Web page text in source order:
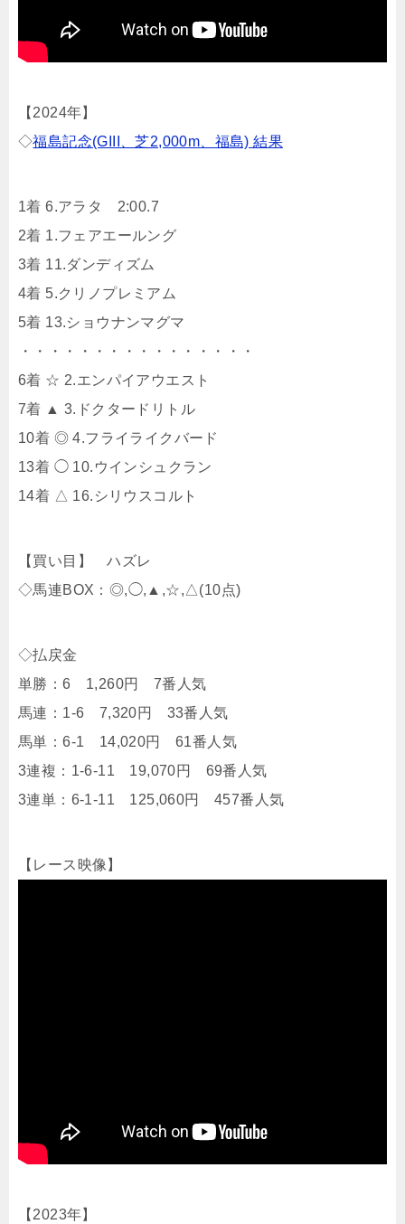
【2024年】
◇福島記念(GIII、芝2,000m、福島) 結果
1着 6.アラタ 2:00.7
2着 1.フェアエールング
3着 11.ダンディズム
4着 5.クリノプレミアム
5着 13.ショウナンマグマ
・・・・・・・・・・・・・・・・
6着 ☆ 2.エンパイアウエスト
7着 ▲ 3.ドクタードリトル
10着 ◎ 4.フライライクバード
13着 ◯ 10.ウインシュクラン
14着 △ 16.シリウスコルト
【買い目】 ハズレ
◇馬連BOX：◎,◯,▲,☆,△(10点)
◇払戻金
単勝：6 1,260円 7番人気
馬連：1-6 7,320円 33番人気
馬単：6-1 14,020円 61番人気
3連複：1-6-11 19,070円 69番人気
3連単：6-1-11 125,060円 457番人気
【レース映像】
【2023年】